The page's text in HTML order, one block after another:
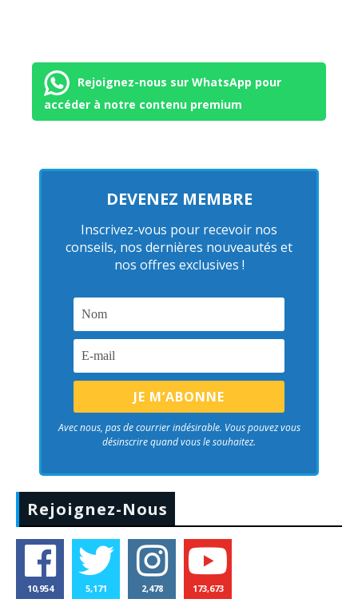
Rejoignez-nous sur WhatsApp pour
accéder à notre contenu premium
DEVENEZ MEMBRE
Inscrivez-vous pour recevoir nos
conseils, nos dernières nouveautés et
nos offres exclusives !
Avec nous, pas de courrier indésirable. Vous pouvez vous
désinscrire quand vous le souhaitez.
Rejoignez-Nous
10,954 5,171 2,478 173,673